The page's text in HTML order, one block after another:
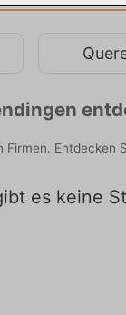
es keine